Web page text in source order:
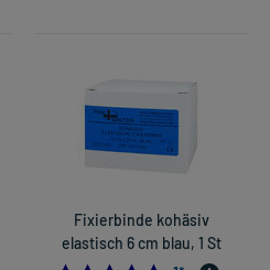
Fixierbinde kohäsiv
elastisch 6 cm blau, 1 St